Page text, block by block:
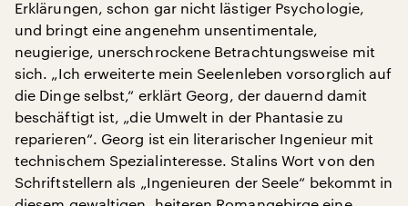
Erklärungen, schon gar nicht lästiger Psychologie,
und bringt eine angenehm unsentimentale,
neugierige, unerschrockene Betrachtungsweise mit
sich. „Ich erweiterte mein Seelenleben vorsorglich auf
die Dinge selbst,“ erklärt Georg, der dauernd damit
beschäftigt ist, „die Umwelt in der Phantasie zu
reparieren“. Georg ist ein literarischer Ingenieur mit
technischem Spezialinteresse. Stalins Wort von den
Schriftstellern als „Ingenieuren der Seele“ bekommt in